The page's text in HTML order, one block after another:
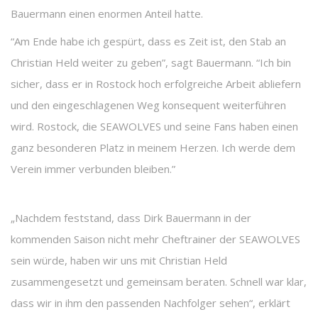
Bauermann einen enormen Anteil hatte.
“Am Ende habe ich gespürt, dass es Zeit ist, den Stab an
Christian Held weiter zu geben”, sagt Bauermann. “Ich bin
sicher, dass er in Rostock hoch erfolgreiche Arbeit abliefern
und den eingeschlagenen Weg konsequent weiterführen
wird. Rostock, die SEAWOLVES und seine Fans haben einen
ganz besonderen Platz in meinem Herzen. Ich werde dem
Verein immer verbunden bleiben.”
„Nachdem feststand, dass Dirk Bauermann in der
kommenden Saison nicht mehr Cheftrainer der SEAWOLVES
sein würde, haben wir uns mit Christian Held
zusammengesetzt und gemeinsam beraten. Schnell war klar,
dass wir in ihm den passenden Nachfolger sehen“, erklärt